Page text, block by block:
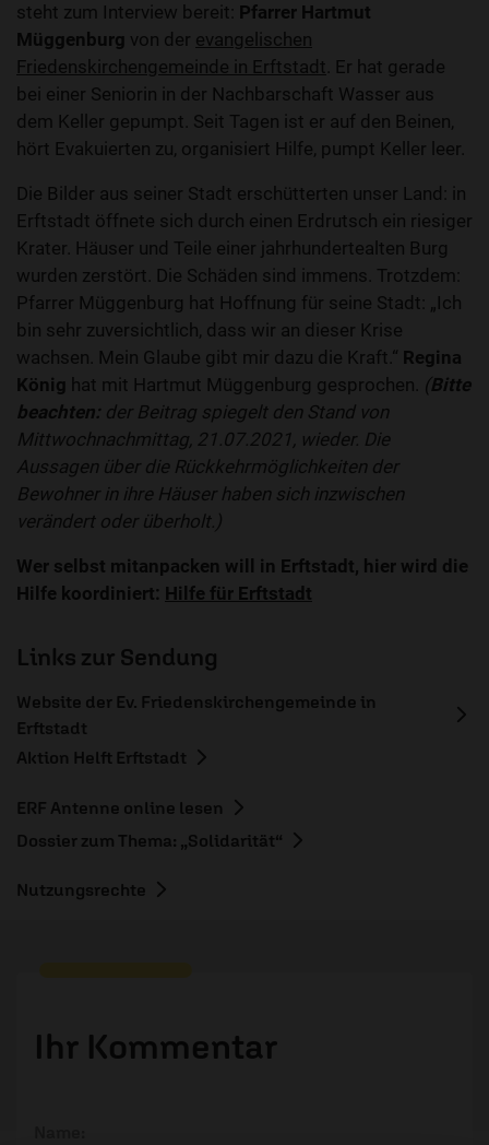
steht zum Interview bereit: Pfarrer Hartmut
Müggenburg von der evangelischen
Friedenskirchengemeinde in Erftstadt . Er hat gerade
bei einer Seniorin in der Nachbarschaft Wasser aus
dem Keller gepumpt. Seit Tagen ist er auf den Beinen,
hört Evakuierten zu, organisiert Hilfe, pumpt Keller leer.
Die Bilder aus seiner Stadt erschütterten unser Land: in
Erftstadt öffnete sich durch einen Erdrutsch ein riesiger
Krater. Häuser und Teile einer jahrhundertealten Burg
wurden zerstört. Die Schäden sind immens. Trotzdem:
Pfarrer Müggenburg hat Hoffnung für seine Stadt: „Ich
bin sehr zuversichtlich, dass wir an dieser Krise
wachsen. Mein Glaube gibt mir dazu die Kraft.“ Regina
König hat mit Hartmut Müggenburg gesprochen. (Bitte
beachten: der Beitrag spiegelt den Stand von
Mittwochnachmittag, 21.07.2021, wieder. Die
Aussagen über die Rückkehrmöglichkeiten der
Bewohner in ihre Häuser haben sich inzwischen
verändert oder überholt.)
Wer selbst mitanpacken will in Erftstadt, hier wird die
Hilfe koordiniert: Hilfe für Erftstadt
Links zur Sendung
Website der Ev. Friedenskirchengemeinde in
Erftstadt
Aktion Helft Erftstadt
ERF Antenne online lesen
Dossier zum Thema: „Solidarität“
Nutzungsrechte
Ihr Kommentar